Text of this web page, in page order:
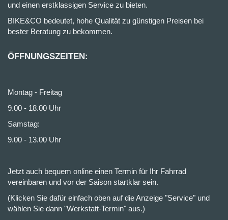
und einen erstklassigen Service zu bieten.
BIKE&CO bedeutet, hohe Qualität zu günstigen Preisen bei
bester Beratung zu bekommen.
ÖFFNUNGSZEITEN:
Montag - Freitag
9.00 - 18.00 Uhr
Samstag:
9.00 - 13.00 Uhr
Jetzt auch bequem online einen Termin für Ihr Fahrrad
vereinbaren und vor der Saison startklar sein.
(Klicken Sie dafür einfach oben auf die Anzeige "Service" und
wählen Sie dann "Werkstatt-Termin" aus.)